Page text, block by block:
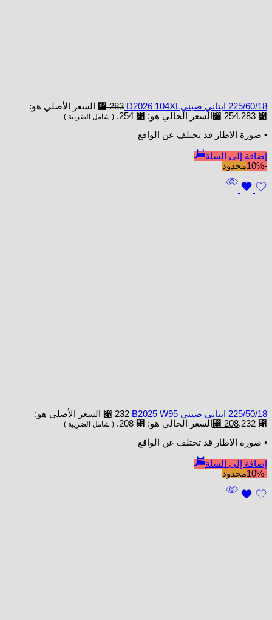
225/60/18 ابتاني صينيD2026 104XL ⃁283
السعر الأصلي هو:
⃁ 283.
⃁ 254 السعر الحالي هو: ⃁ 254. ( شامل الضريبة )
• صورة الاطار قد تختلف عن الواقع
إضافة إلى السلة
-10%
محدود
225/50/18 ابتاني صيني B2025 W95 ⃁232
السعر الأصلي هو:
⃁ 232.
⃁ 208 السعر الحالي هو: ⃁ 208. ( شامل الضريبة )
• صورة الاطار قد تختلف عن الواقع
إضافة إلى السلة
-10%
محدود